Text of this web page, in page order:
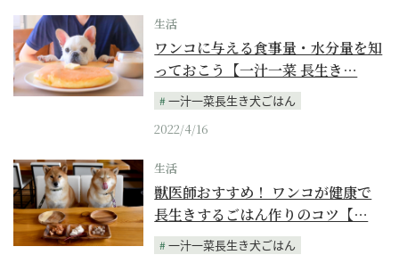
生活
ワンコに与える食事量・水分量を知
っておこう【一汁一菜 長生き…
一汁一菜長生き犬ごはん
2022/4/16
生活
獣医師おすすめ！ ワンコが健康で
長生きするごはん作りのコツ【…
一汁一菜長生き犬ごはん